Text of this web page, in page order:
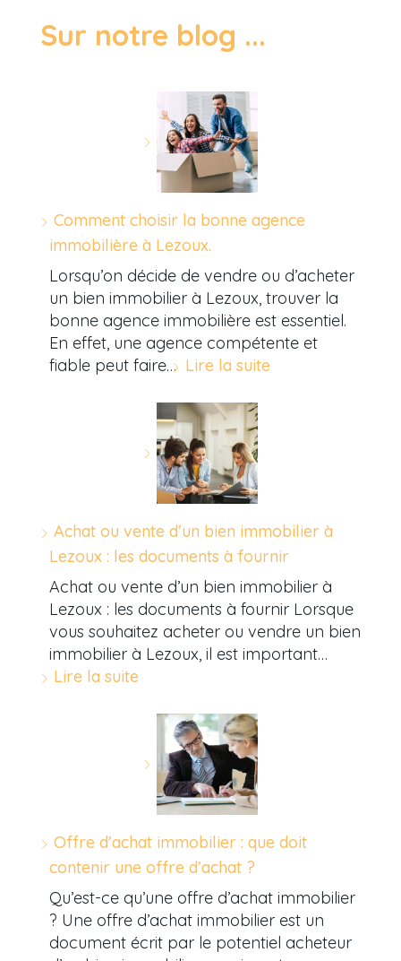
Sur notre blog ...
Comment choisir la bonne agence
immobilière à Lezoux.
Lorsqu’on décide de vendre ou d’acheter
un bien immobilier à Lezoux, trouver la
bonne agence immobilière est essentiel.
En effet, une agence compétente et
fiable peut faire… Lire la suite
Achat ou vente d’un bien immobilier à
Lezoux : les documents à fournir
Achat ou vente d’un bien immobilier à
Lezoux : les documents à fournir Lorsque
vous souhaitez acheter ou vendre un bien
immobilier à Lezoux, il est important…
Lire la suite
Offre d’achat immobilier : que doit
contenir une offre d’achat ?
Qu’est-ce qu’une offre d’achat immobilier
? Une offre d’achat immobilier est un
document écrit par le potentiel acheteur